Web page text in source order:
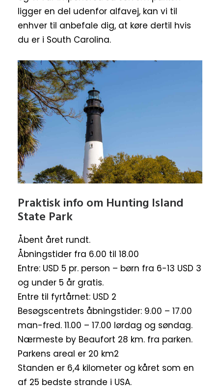
ligger en del udenfor alfavej, kan vi til
enhver til anbefale dig, at køre dertil hvis
du er i South Carolina.
Praktisk info om Hunting Island
State Park
Åbent året rundt.
Åbningstider fra 6.00 til 18.00
Entre: USD 5 pr. person – børn fra 6-13 USD 3
og under 5 år gratis.
Entre til fyrtårnet: USD 2
Besøgscentrets åbningstider: 9.00 – 17.00
man-fred. 11.00 – 17.00 lørdag og søndag.
Nærmeste by Beaufort 28 km. fra parken.
Parkens areal er 20 km2
Standen er 6,4 kilometer og kåret som en
af 25 bedste strande i USA.